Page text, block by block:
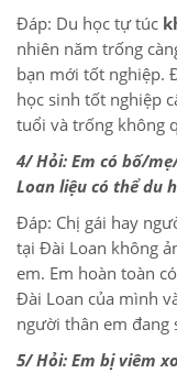
Đáp: Du học tự túc
nhiên năm trống
bạn mới tốt nghiệp.
học sinh tốt nghiệp
tuổi và trống không
4/ Hỏi: Em có bố/
Loan liệu có thể du
Đáp: Chị gái hay
tại Đài Loan không
em. Em hoàn toàn
Đài Loan của mình
người thân em đang
5/ Hỏi: Em bị viêm